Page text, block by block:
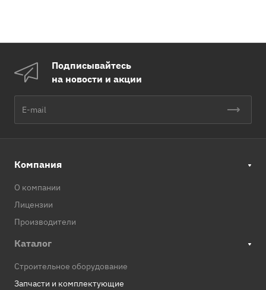
Подписывайтесь
на новости и акции
Компания
О компании
Лицензии
Производители
Каталог
Строительное оборудование
Запчасти и комплектующие